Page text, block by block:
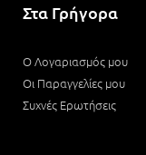
Στα Γρήγορα
Ο Λογαριασμός μου
Οι Παραγγελίες μου
Συχνές Ερωτήσεις